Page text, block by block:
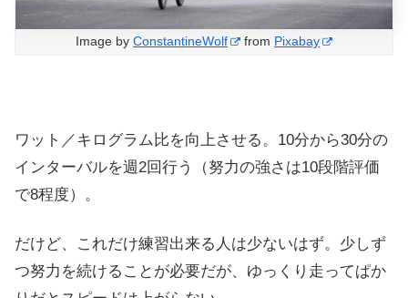
Image by ConstantineWolf from Pixabay
ワット／キログラム比を向上させる。10分から30分の
インターバルを週2回行う（努力の強さは10段階評価
で8程度）。
だけど、これだけ練習出来る人は少ないはず。少しず
つ努力を続けることが必要だが、ゆっくり走ってぱか